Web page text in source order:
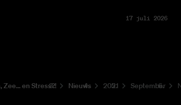
17 juli 2026
Zee... en Stress?! Nieuws 2021 September